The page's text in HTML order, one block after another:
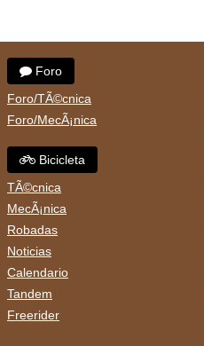
Foro
Foro/TÃ©cnica
Foro/MecÃ¡nica
Bicicleta
TÃ©cnica
MecÃ¡nica
Robadas
Noticias
Calendario
Tandem
Freerider